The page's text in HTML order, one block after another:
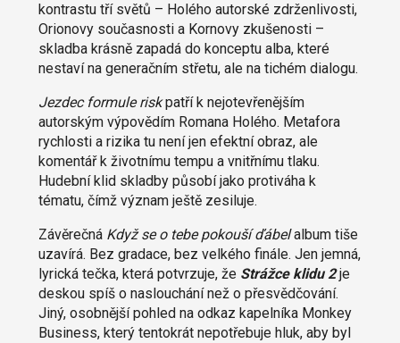
kontrastu tří světů – Holého autorské zdrženlivosti,
Orionovy současnosti a Kornovy zkušenosti –
skladba krásně zapadá do konceptu alba, které
nestaví na generačním střetu, ale na tichém dialogu.
Jezdec formule riskpatří k nejotevřenějším
autorským výpovědím Romana Holého. Metafora
rychlosti a rizika tu není jen efektní obraz, ale
komentář k životnímu tempu a vnitřnímu tlaku.
Hudební klid skladby působí jako protiváha k
tématu, čímž význam ještě zesiluje.
Závěrečná Když se o tebe pokouší ďábelalbum tiše
uzavírá. Bez gradace, bez velkého finále. Jen jemná,
lyrická tečka, která potvrzuje, že Strážce klidu 2je
deskou spíš o naslouchání než o přesvědčování.
Jiný, osobnější pohled na odkaz kapelníka Monkey
Business, který tentokrát nepotřebuje hluk, aby byl